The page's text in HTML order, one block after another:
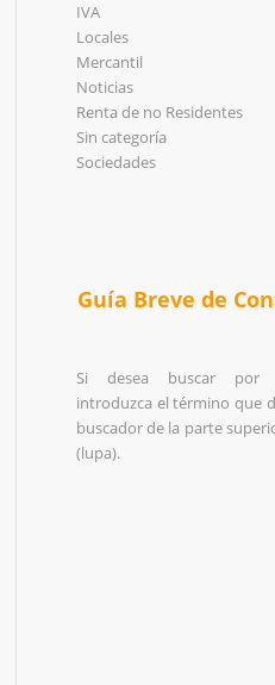
IVA
Locales
Mercantil
Noticias
Renta de no Residentes
Sin categoría
Sociedades
Guía Breve de
Si desea buscar por
introduzca el término que
buscador de la parte
(lupa).